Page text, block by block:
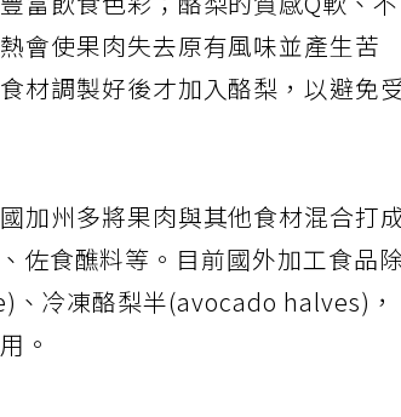
富飲食色彩；酪梨的質感Q軟、
會使果肉失去原有風味並產生苦
材調製好後才加入酪梨，以避免
加州多將果肉與其他食材混合打
佐食醮料等。目前國外加工食品
、冷凍酪梨半(avocado halves)，
。